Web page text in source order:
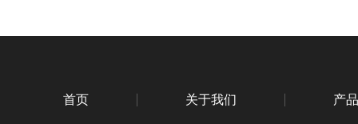
首页 关于我们 产